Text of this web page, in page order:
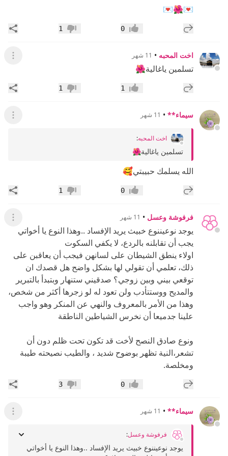
💌🌺💌
إضافة رد جديد إعجاب0 عدم إعجاب
1
اخت المحبه • 11 شهر عرض
تسلمين ياغالية🌺
إضافة رد جديد إعجاب1 عدم إعجاب
1
سيماء** • 11 شهر عرض
اخت المحبه:
تسلمين ياغالية🌺
الله يسلمك حبيبتي🥰
إضافة رد جديد إعجاب0 عدم إعجاب
1
فرفوشة وعسل • 11 شهر عرض
يوجد نوعيننوع خبيث يريد الإفساد ..وهذا النوع يا أخواتي
يجب أن تقابلنه بالردع، لا يكفي السكوت
اولاء ينطق الشيطان على لسانهن فيجب أن يعاقبن على
ذلك، تعلمي أن تقولي لها بشكل واضح هل قصدك ان
توقعي بيني وبين زوجي؟ صدقيني ستنهار وبتبدأ بالتبرير
والمديح ووستتأدب ولن تعود له لو زجرها أكثر من شخص،
وهذا من الأمر بالمعروف والنهي عن المنكر وهو واجب
علينا جدميعا أن نخرس الشياطين الناطقة
ونوع صادق النصح لأخت قد تكون تحت ظلم دون أن
تشعر،النية تظهر بوضوح شديد ، والطيب نصيحته طيبة
ومخلصة.
إضافة رد جديد إعجاب0 عدم إعجاب
3
سيماء** • 11 شهر عرض
فرفوشة وعسل:
يوجد نوعيننوع خبيث يريد الإفساد ..وهذا النوع يا أخواتي